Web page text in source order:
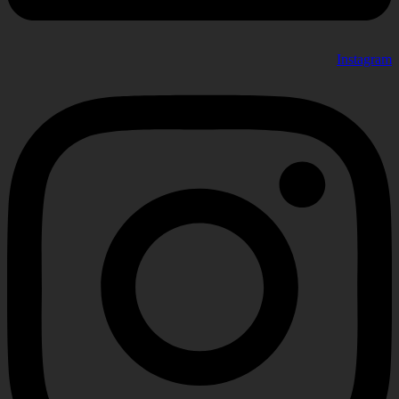
Instagram